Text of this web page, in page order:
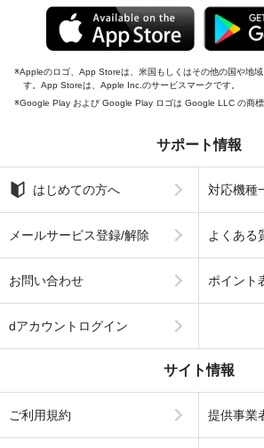
Appleのロゴ、App Storeは、米国もしくはその他の国や地
す。App Storeは、Apple Inc.のサービスマークです。
Google Play および Google Play ロゴは Google LLC の商標
サポート情報
はじめての方へ 対応機種
メールサービス登録/解除 よくある
お問い合わせ ポイント
dアカウントログイン
サイト情報
ご利用規約 提供事業